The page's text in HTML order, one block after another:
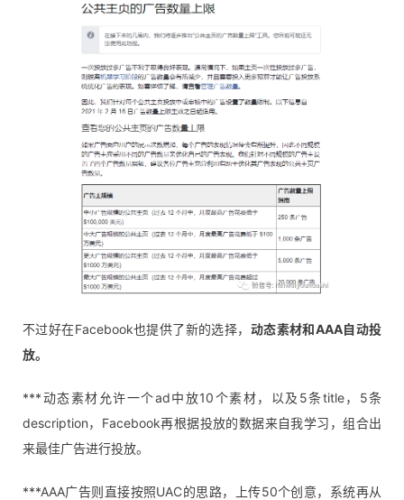
不过好在Facebook也提供了新的选择， 动态素材和AAA自动投
放。
***动态素材允许一个ad中放10个素材，以及5条title，5条
description，Facebook再根据投放的数据来自我学习，组合出
来最佳广告进行投放。
***AAA广告则直接按照UAC的思路，上传50个创意，系统再从